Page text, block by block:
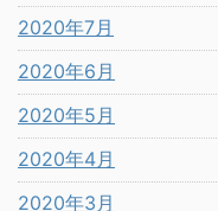
2020年7月
2020年6月
2020年5月
2020年4月
2020年3月